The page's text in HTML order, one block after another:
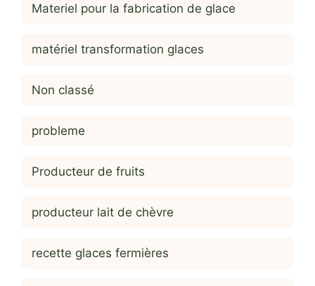
Materiel pour la fabrication de glace
matériel transformation glaces
Non classé
probleme
Producteur de fruits
producteur lait de chèvre
recette glaces fermières